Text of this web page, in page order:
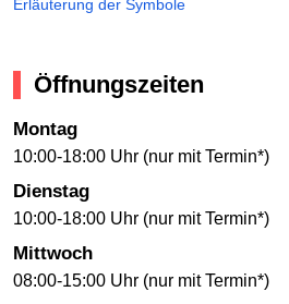
Erläuterung der Symbole
Öffnungszeiten
Montag
10:00-18:00 Uhr (nur mit Termin*)
Dienstag
10:00-18:00 Uhr (nur mit Termin*)
Mittwoch
08:00-15:00 Uhr (nur mit Termin*)